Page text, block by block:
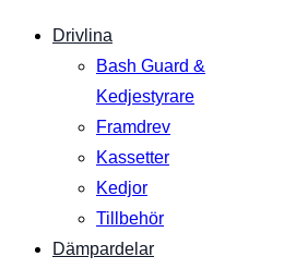
Drivlina
Bash Guard &
Kedjestyrare
Framdrev
Kassetter
Kedjor
Tillbehör
Dämpardelar